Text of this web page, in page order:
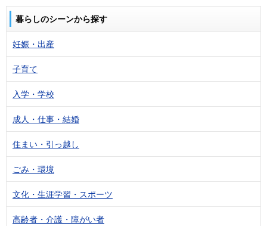
暮らしのシーンから探す
妊娠・出産
子育て
入学・学校
成人・仕事・結婚
住まい・引っ越し
ごみ・環境
文化・生涯学習・スポーツ
高齢者・介護・障がい者